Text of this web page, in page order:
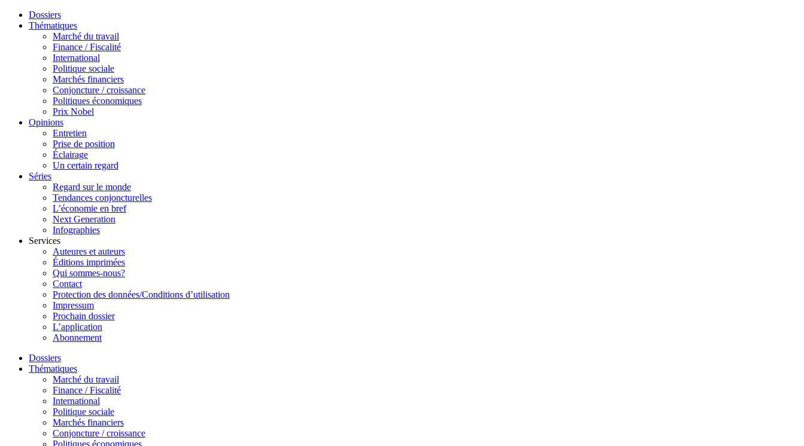
Dossiers
Thématiques
Marché du travail
Finance / Fiscalité
International
Politique sociale
Marchés financiers
Conjoncture / croissance
Politiques économiques
Prix Nobel
Opinions
Entretien
Prise de position
Éclairage
Un certain regard
Séries
Regard sur le monde
Tendances conjoncturelles
L’économie en bref
Next Generation
Infographies
Services
Auteures et auteurs
Éditions imprimées
Qui sommes-nous?
Contact
Protection des données/Conditions d’utilisation
Impressum
Prochain dossier
L’application
Abonnement
Dossiers
Thématiques
Marché du travail
Finance / Fiscalité
International
Politique sociale
Marchés financiers
Conjoncture / croissance
Politiques économiques